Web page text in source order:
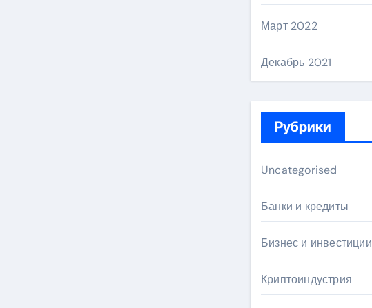
Март 2022
Декабрь 2021
Рубрики
Uncategorised
Банки и кредиты
Бизнес и инвестиции
Криптоиндустрия